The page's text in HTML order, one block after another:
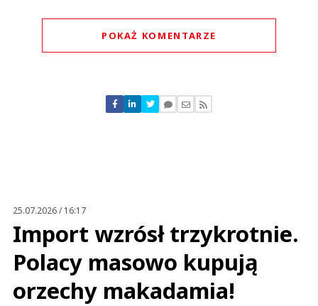
POKAŻ KOMENTARZE
Nie znaleziono komentarzy
Zostaw swoje komentarze
25.07.2026 / 16:17
Import wzrósł trzykrotnie.
Polacy masowo kupują
orzechy makadamia!